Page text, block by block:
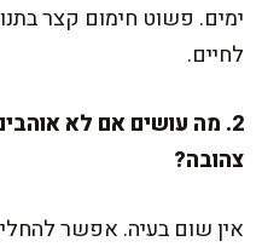
ימים. פשוט חימום קצר
לחיים.
2. מה עושים אם לא
צהובה?
אין שום בעיה. אפשר